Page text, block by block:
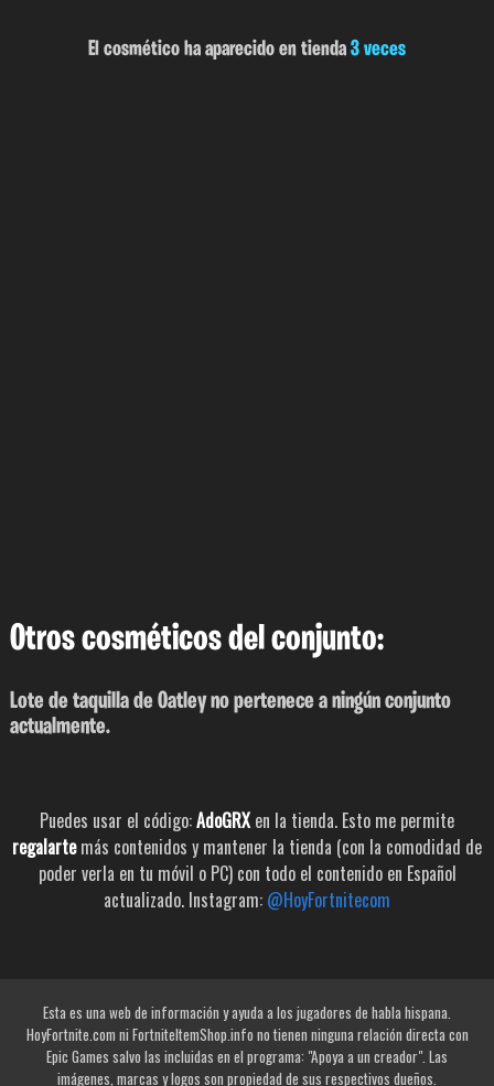
El cosmético ha aparecido en tienda 3 veces
Otros cosméticos del conjunto:
Lote de taquilla de Oatley no pertenece a ningún conjunto
actualmente.
Puedes usar el código:AdoGRXen la tienda. Esto me permite
regalartemás contenidos y mantener la tienda (con la comodidad de
poder verla en tu móvil o PC) con todo el contenido en Español
actualizado. Instagram: @HoyFortnitecom
Esta es una web de información y ayuda a los jugadores de habla hispana.
HoyFortnite.com ni FortniteItemShop.info no tienen ninguna relación directa con
Epic Games salvo las incluidas en el programa: "Apoya a un creador". Las
imágenes, marcas y logos son propiedad de sus respectivos dueños.